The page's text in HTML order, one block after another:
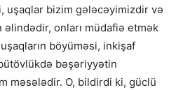
uşaqlar bizim gələcəyimizdir və
onları müdafiə etmək
böyüməsi, inkişaf
bəşəriyyətin
məsələdir. O, bildirdi ki, güclü